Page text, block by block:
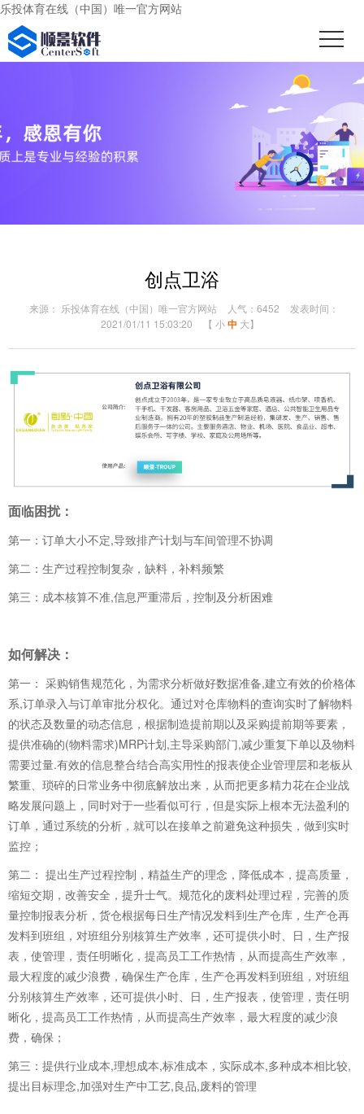
乐投体育在线（中国）唯一官方网站
创点卫浴
来源： 乐投体育在线（中国）唯一官方网站 人气：6452
发表时间：
2021/01/11 15:03:20
【 小中 大】
面临困扰：
第一：订单大小不定,导致排产计划与车间管理不协调
第二：生产过程控制复杂，缺料，补料频繁
第三：成本核算不准,信息严重滞后，控制及分析困难
如何解决：
第一： 采购销售规范化，为需求分析做好数据准备,建立有效的价格体
系,订单录入与订单审批分权化。通过对仓库物料的查询实时了解物料
的状态及数量的动态信息，根据制造提前期以及采购提前期等要素，
提供准确的(物料需求)MRP计划,主导采购部门,减少重复下单以及物料
需要过量.有效的信息整合结合高实用性的报表使企业管理层和老板从
繁重、琐碎的日常业务中彻底解放出来，从而把更多精力花在企业战
略发展问题上，同时对于一些看似可行，但是实际上根本无法盈利的
订单，通过系统的分析，就可以在接单之前避免这种损失，做到实时
监控；
第二： 提出生产过程控制，精益生产的理念，降低成本，提高质量，
缩短交期，改善安全，提升士气。规范化的废料处理过程，完善的质
量控制报表分析，货仓根据每日生产情况发料到生产仓库，生产仓再
发料到班组，对班组分别核算生产效率，还可提供小时、日，生产报
表，使管理，责任明晰化，提高员工工作热情，从而提高生产效率，
最大程度的减少浪费，确保生产仓库，生产仓再发料到班组，对班组
分别核算生产效率，还可提供小时、日，生产报表，使管理，责任明
晰化，提高员工工作热情，从而提高生产效率，最大程度的减少浪
费，确保；
第三：提供行业成本,理想成本,标准成本，实际成本,多种成本相比较,
提出目标理念,加强对生产中工艺,良品,废料的管理